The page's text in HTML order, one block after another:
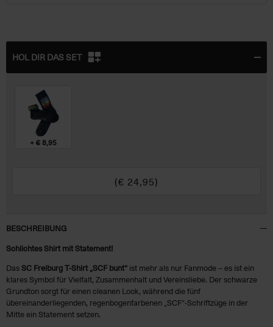
HOL DIR DAS SET
+ € 8,95
(€ 24,95)
BESCHREIBUNG
Schlichtes Shirt mit Statement!
Das SC Freiburg T-Shirt „SCF bunt“ ist mehr als nur Fanmode – es ist ein
klares Symbol für Vielfalt, Zusammenhalt und Vereinsliebe. Der schwarze
Grundton sorgt für einen cleanen Look, während die fünf
übereinanderliegenden, regenbogenfarbenen „SCF“-Schriftzüge in der
Mitte ein Statement setzen.